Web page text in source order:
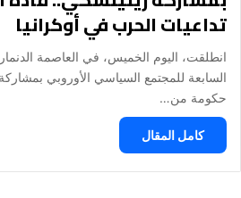
تداعيات الحرب في أوكرانيا
انطلقت، اليوم الخميس، في العاصمة
حكومة من…
كامل المقال